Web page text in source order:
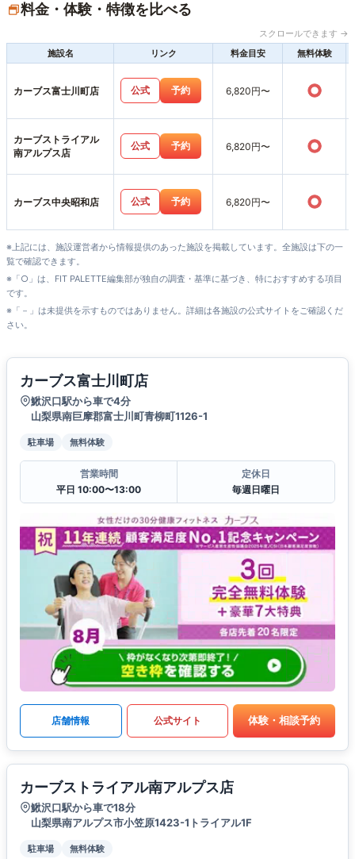
料金・体験・特徴を比べる
スクロールできます →
施設名
リンク 料金目安 無料体験
カーブス富士川町店 公式 予約 6,820円〜 ○
カーブストライアル
南アルプス店
公式 予約 6,820円〜 ○
カーブス中央昭和店 公式 予約 6,820円〜 ○
※上記には、施設運営者から情報提供のあった施設を掲載しています。全施設は下の一
覧で確認できます。
※「○」は、FIT PALETTE編集部が独自の調査・基準に基づき、特におすすめする項目
です。
※「－」は未提供を示すものではありません。詳細は各施設の公式サイトをご確認くだ
さい。
カーブス富士川町店
鰍沢口駅から車で4分
山梨県南巨摩郡富士川町青柳町1126-1
駐車場 無料体験
営業時間
平日 10:00〜13:00
定休日
毎週日曜日
店舗情報 公式サイト 体験・相談予約
カーブストライアル南アルプス店
鰍沢口駅から車で18分
山梨県南アルプス市小笠原1423-1トライアル1F
駐車場 無料体験